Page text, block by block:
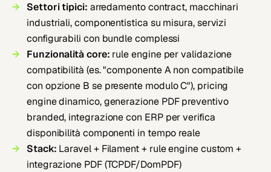
Settori tipici: arredamento contract, macchinari
industriali, componentistica su misura, servizi
configurabili con bundle complessi
Funzionalità core: rule engine per validazione
compatibilità (es. "componente A non compatibile
con opzione B se presente modulo C"), pricing
engine dinamico, generazione PDF preventivo
branded, integrazione con ERP per verifica
disponibilità componenti in tempo reale
Stack: Laravel + Filament + rule engine custom +
integrazione PDF (TCPDF/DomPDF)